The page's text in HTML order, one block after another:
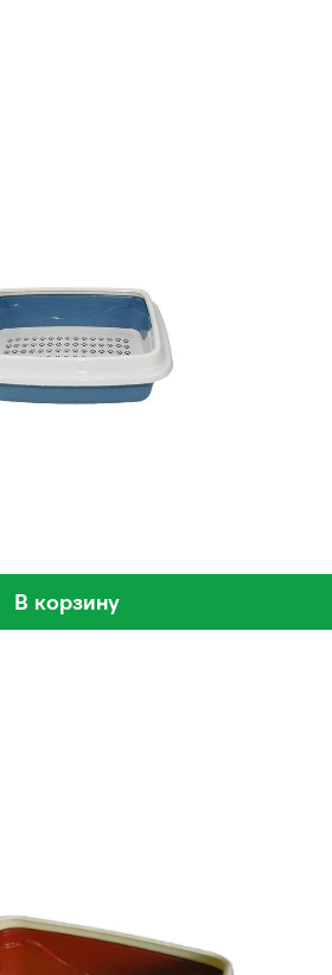
В корзину